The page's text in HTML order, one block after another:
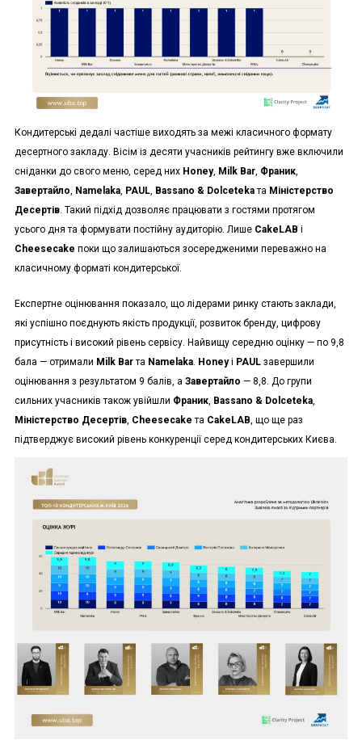
Кондитерські дедалі частіше виходять за межі класичного формату
десертного закладу. Вісім із десяти учасників рейтингу вже включили
сніданки до свого меню, серед них Honey, Milk Bar, Франик,
Завертайло, Namelaka, PAUL, Bassano & Dolcetekaта Міністерство
Десертів. Такий підхід дозволяє працювати з гостями протягом
усього дня та формувати постійну аудиторію. Лише CakeLAB і
Cheesecake поки що залишаються зосередженими переважно на
класичному форматі кондитерської.
Експертне оцінювання показало, що лідерами ринку стають заклади,
які успішно поєднують якість продукції, розвиток бренду, цифрову
присутність і високий рівень сервісу. Найвищу середню оцінку — по 9,8
бала — отримали Milk Barта Namelaka. Honeyі PAULзавершили
оцінювання з результатом 9 балів, а Завертайло — 8,8. До групи
сильних учасників також увійшли Франик, Bassano & Dolceteka,
Міністерство Десертів, Cheesecake та CakeLAB, що ще раз
підтверджує високий рівень конкуренції серед кондитерських Києва.